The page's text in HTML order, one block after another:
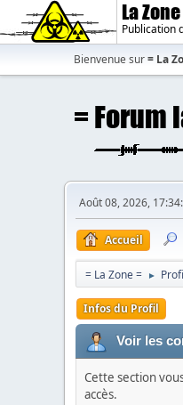
La
Publication
Bienvenue sur= La
Août 08, 2026,
Accueil
= La Zone = ►
Infos du Profil
Voir les
Cette section
accès.